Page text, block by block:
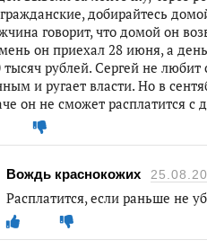
добирайтесь
говорит, что домой он
он приехал 28 июня, а
тысяч рублей. Сергей не
и ругает власти. Но в
он не сможет расплатится с
Вождь краснокожих
Расплатится, если раньше не